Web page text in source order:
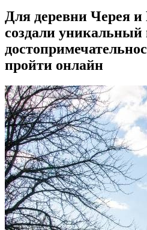
Для деревни Черея
создали уникальный
пройти онлайн